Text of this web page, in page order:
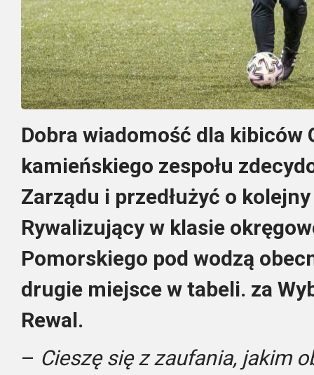
Dobra wiadomość dla kibiców
kamieńskiego zespołu
Zarządu i przedłużyć o
Rywalizujący w klasie
Pomorskiego pod wodzą
drugie miejsce w tabeli. za
Rewal.
– Cieszę się z zaufania, jakim